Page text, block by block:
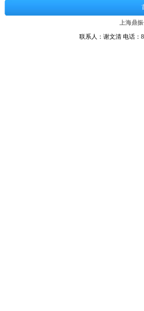
上海鼎
联系人：谢文清 电话：